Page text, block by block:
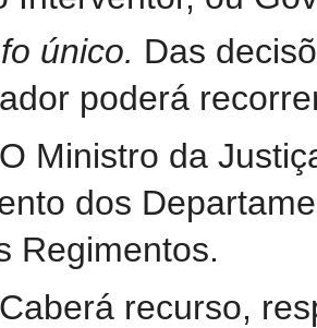
único. Das
poderá
Ministro da
dos
Regimentos.
recurso,